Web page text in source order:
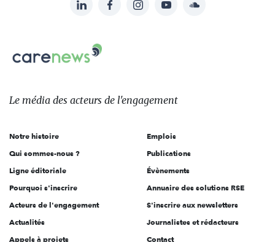
sur:
Carenews,
Le
des
l'engagement
Le média des acteurs de l'engagement
Notre histoire
Qui sommes-nous ?
Ligne éditoriale
Pourquoi s'inscrire
Acteurs de l'engagement
Actualités
Appels à projets
Emplois
Publications
Évènements
Annuaire des solutions RSE
S'inscrire aux newsletters
Journalistes et rédacteurs
Contact